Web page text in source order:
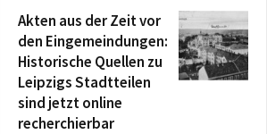
Akten aus der Zeit vor
den Eingemeindungen:
Historische Quellen zu
Leipzigs Stadtteilen
sind jetzt online
recherchierbar